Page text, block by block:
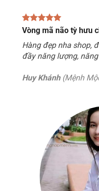
Vòng mã não tỳ hưu
Hàng đẹp nha shop,
đầy năng lượng,
Huy Khánh(Mệnh